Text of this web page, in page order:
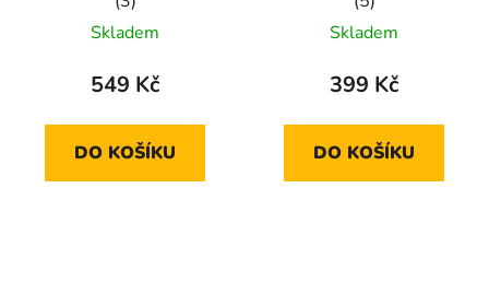
Průměrné
hodnocení
produktu
5,0
z
Skladem
549 Kč
DO KOŠÍKU
Průměrné
hodnocení
produktu
5,0
z
Skladem
399 Kč
DO KOŠÍKU